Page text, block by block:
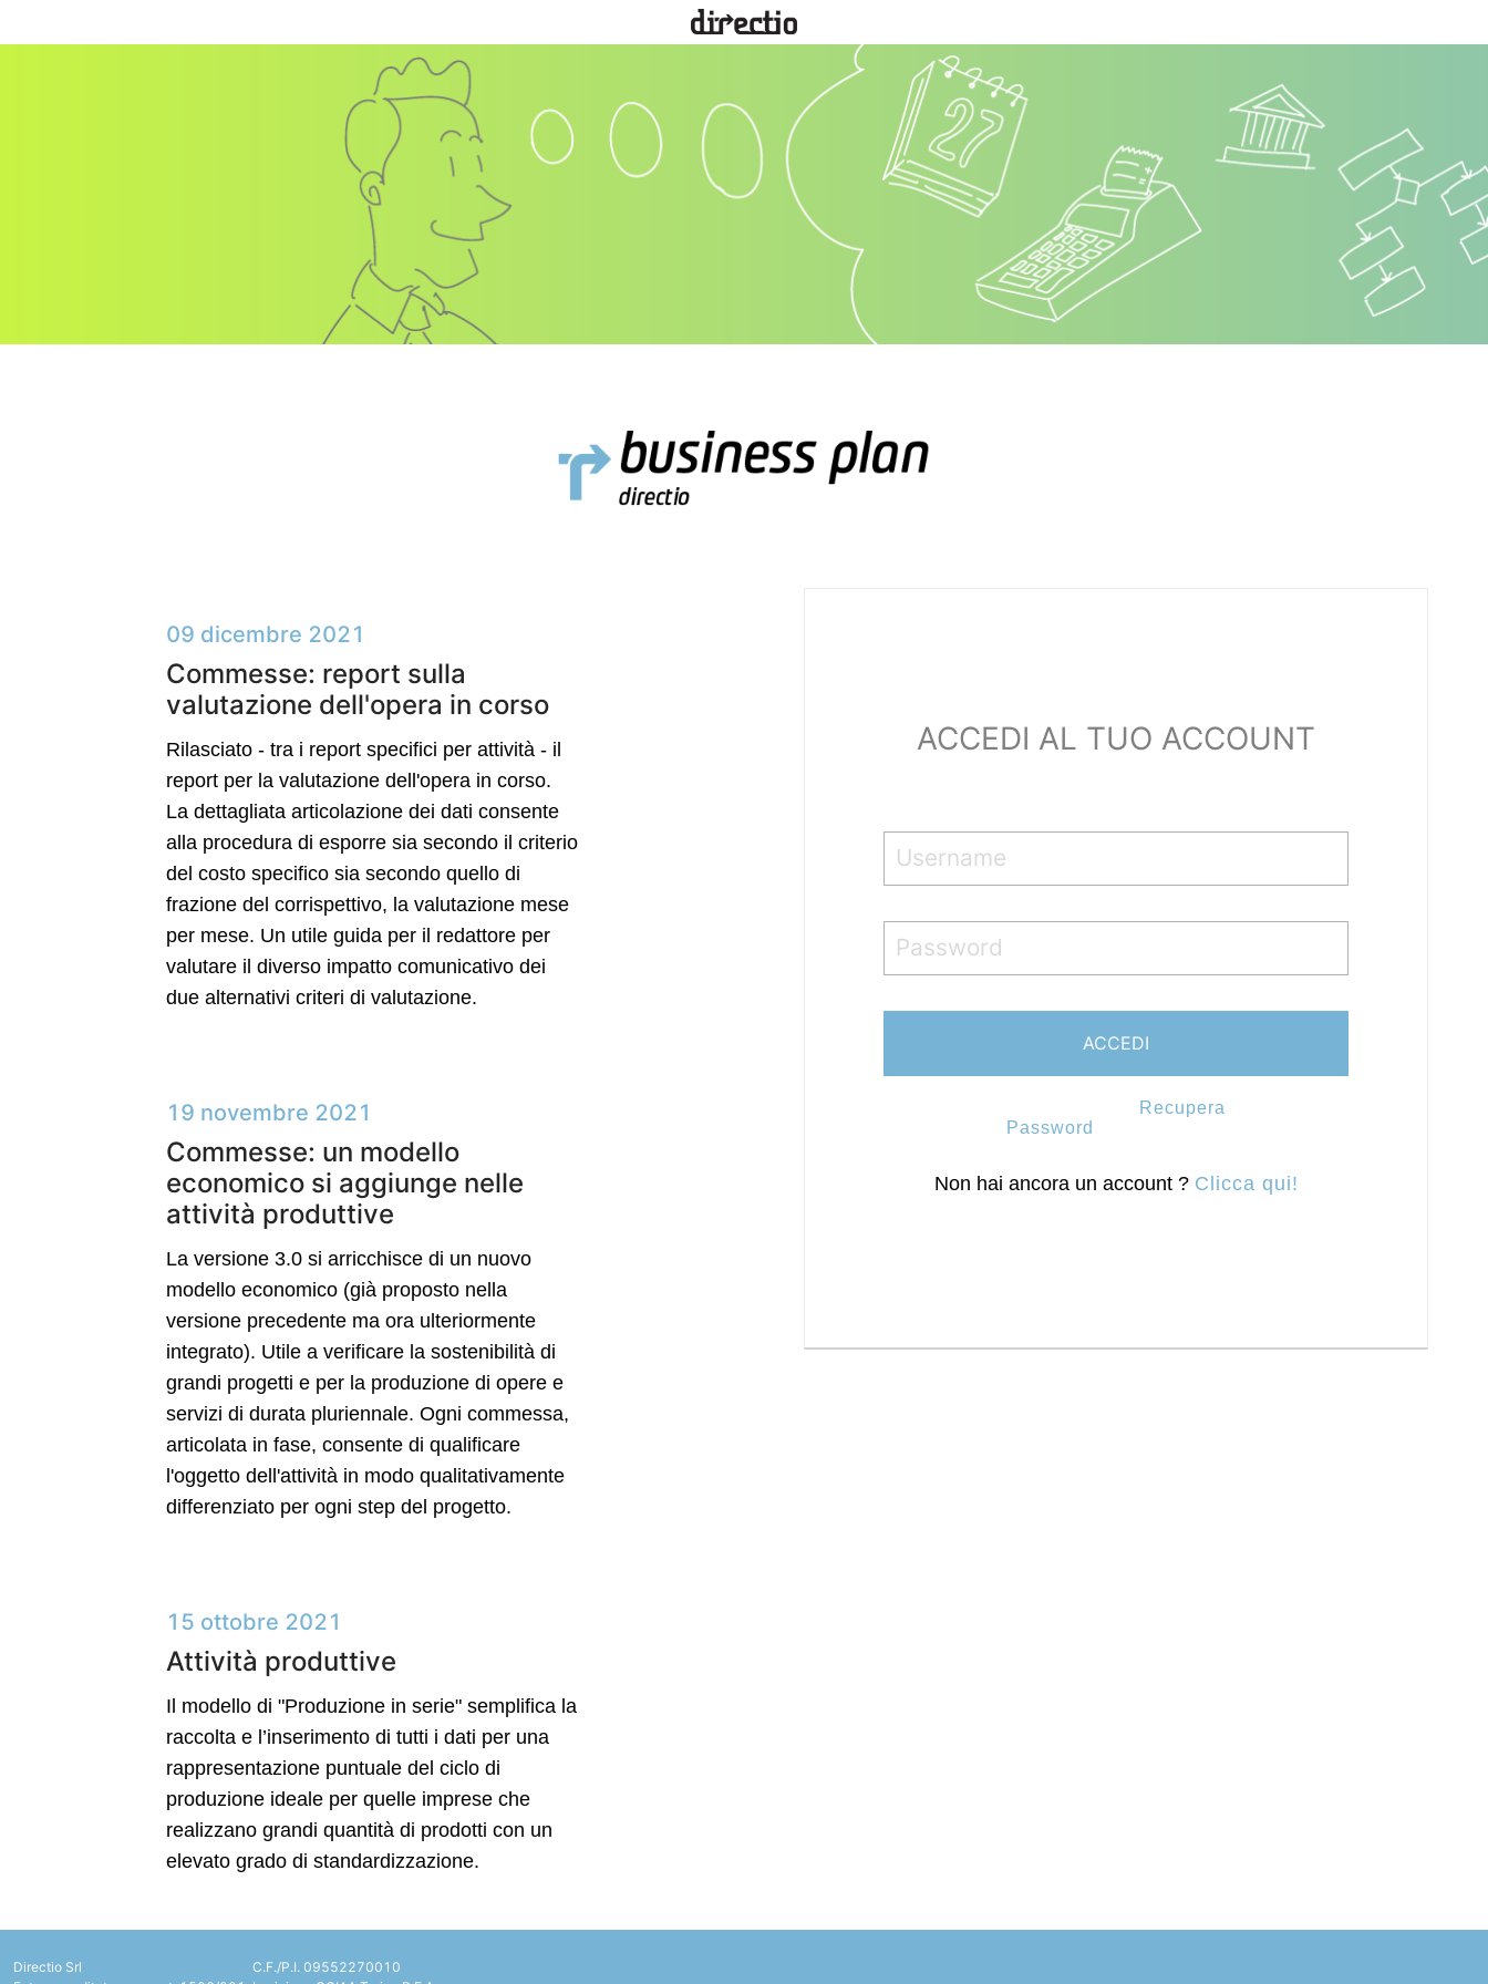
09 dicembre 2021
Commesse: report sulla
valutazione dell'opera in corso
Rilasciato - tra i report specifici per attività - il
report per la valutazione dell'opera in corso.
La dettagliata articolazione dei dati consente
alla procedura di esporre sia secondo il criterio
del costo specifico sia secondo quello di
frazione del corrispettivo, la valutazione mese
per mese. Un utile guida per il redattore per
valutare il diverso impatto comunicativo dei
due alternativi criteri di valutazione.
19 novembre 2021
Commesse: un modello
economico si aggiunge nelle
attività produttive
La versione 3.0 si arricchisce di un nuovo
modello economico (già proposto nella
versione precedente ma ora ulteriormente
integrato). Utile a verificare la sostenibilità di
grandi progetti e per la produzione di opere e
servizi di durata pluriennale. Ogni commessa,
articolata in fase, consente di qualificare
l'oggetto dell'attività in modo qualitativamente
differenziato per ogni step del progetto.
15 ottobre 2021
Attività produttive
Il modello di "Produzione in serie" semplifica la
raccolta e l’inserimento di tutti i dati per una
rappresentazione puntuale del ciclo di
produzione ideale per quelle imprese che
realizzano grandi quantità di prodotti con un
elevato grado di standardizzazione.
ACCEDI AL TUO ACCOUNT
Recupera
Password
Non hai ancora un account ? Clicca qui!
Directio Srl
C.F./P.I. 09552270010